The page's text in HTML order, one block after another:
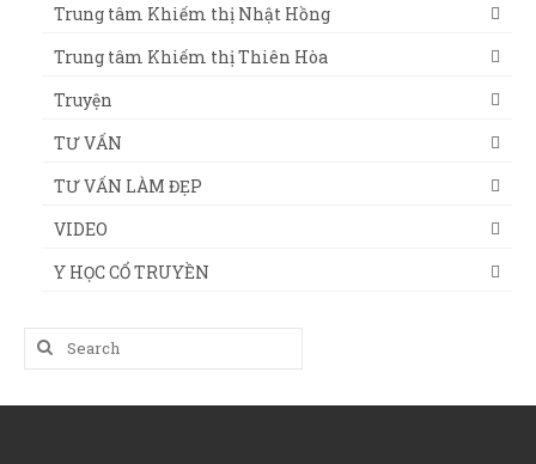
Trung tâm Khiếm thị Nhật Hồng
Trung tâm Khiếm thị Thiên Hòa
Truyện
TƯ VẤN
TƯ VẤN LÀM ĐẸP
VIDEO
Y HỌC CỔ TRUYỀN
Search
for: